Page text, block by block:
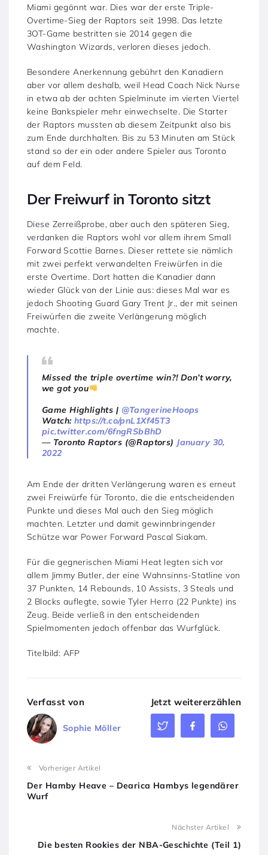
Miami gegönnt war. Dies war der erste Triple-
Overtime-Sieg der Raptors seit 1998. Das letzte
3OT-Game bestritten sie 2014 gegen die
Washington Wizards, verloren dieses jedoch.
Besondere Anerkennung gebührt den Kanadiern
aber vor allem deshalb, weil Head Coach Nick Nurse
in etwa ab der achten Spielminute im vierten Viertel
keine Bankspieler mehr einwechselte. Die Starter
der Raptors mussten ab diesem Zeitpunkt also bis
zum Ende durchhalten. Bis zu 53 Minuten am Stück
stand so der ein oder andere Spieler aus Toronto
auf dem Feld.
Der Freiwurf in Toronto sitzt
Diese Zerreißprobe, aber auch den späteren Sieg,
verdanken die Raptors wohl vor allem ihrem Small
Forward Scottie Barnes. Dieser rettete sie nämlich
mit zwei perfekt verwandelten Freiwürfen in die
erste Overtime. Dort hatten die Kanadier dann
wieder Glück von der Linie aus: dieses Mal war es
jedoch Shooting Guard Gary Trent Jr., der mit seinen
Freiwürfen die zweite Verlängerung möglich
machte.
Missed the triple overtime win?! Don’t worry,
we got you
Game Highlights | @TangerineHoops
Watch: https://t.co/pnL1Xf45T3
pic.twitter.com/6fngRSbBhD
— Toronto Raptors (@Raptors) January 30,
2022
Am Ende der dritten Verlängerung waren es erneut
zwei Freiwürfe für Toronto, die die entscheidenden
Punkte und dieses Mal auch den Sieg möglich
machten. Letzter und damit gewinnbringender
Schütze war Power Forward Pascal Siakam.
Für die gegnerischen Miami Heat legten sich vor
allem Jimmy Butler, der eine Wahnsinns-Statline von
37 Punkten, 14 Rebounds, 10 Assists, 3 Steals und
2 Blocks auflegte, sowie Tyler Herro (22 Punkte) ins
Zeug. Beide verließ in den entscheidenden
Spielmomenten jedoch offenbar das Wurfglück.
Titelbild: AFP
Verfasst von
Sophie Möller
Jetzt weitererzählen
Vorheriger Artikel
Der Hamby Heave – Dearica Hambys legendärer
Wurf
Nächster Artikel
Die besten Rookies der NBA-Geschichte (Teil 1)